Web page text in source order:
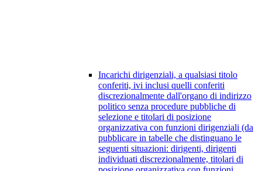
Incarichi dirigenziali, a qualsiasi titolo
conferiti, ivi inclusi quelli conferiti
discrezionalmente dall'organo di indirizzo
politico senza procedure pubbliche di
selezione e titolari di posizione
organizzativa con funzioni dirigenziali (da
pubblicare in tabelle che distinguano le
seguenti situazioni: dirigenti, dirigenti
individuati discrezionalmente, titolari di